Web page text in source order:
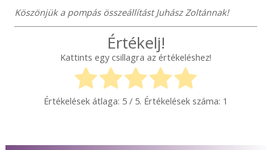
Köszönjük a pompás összeállítást Juhász Zoltánnak!
Értékelj!
Kattints egy csillagra az értékeléshez!
Értékelések átlaga: 5 / 5. Értékelések száma: 1